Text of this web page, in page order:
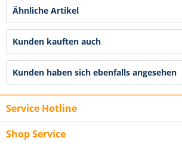
Ähnliche Artikel
Kunden kauften auch
Kunden haben sich ebenfalls angesehen
Service Hotline
Shop Service